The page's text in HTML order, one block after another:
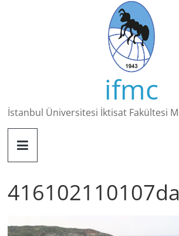
ifmc
İstanbul Üniversitesi İktisat Fakültesi